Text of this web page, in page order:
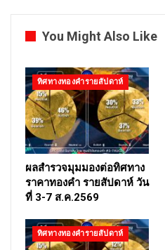
You Might Also Like
ทิศทางทองคำรายสัปดาห์
ผลสำรวจมุมมองต่อทิศทาง
ราคาทองคำ รายสัปดาห์ วัน
ที่ 3-7 ส.ค.2569
ทิศทางทองคำรายสัปดาห์